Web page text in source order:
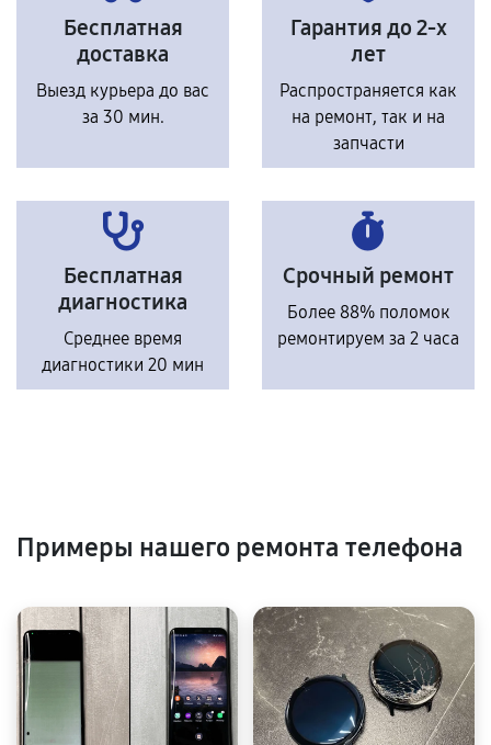
Бесплатная
доставка
Выезд курьера до вас
за 30 мин.
Гарантия до 2-х
лет
Распространяется как
на ремонт, так и на
запчасти
Бесплатная
диагностика
Среднее время
диагностики 20 мин
Срочный ремонт
Более 88% поломок
ремонтируем за 2 часа
Примеры нашего ремонта телефона